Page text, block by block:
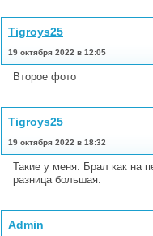
Tigroys25
19 октября 2022 в 12:05
Второе фото
Tigroys25
19 октября 2022 в 18:32
Такие у меня. Брал как на
разница большая.
Admin